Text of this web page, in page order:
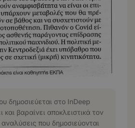
δημοσιεύεται στο InDeep
και βαραίνει αποκλειστικά τον
που δημοσιεύονται